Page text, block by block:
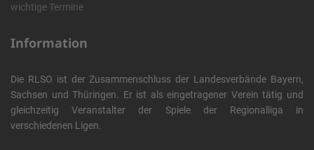
wichtige Termine
Information
Die RLSO ist der Zusammenschluss der Landesverbände Bayern,
Sachsen und Thüringen. Er ist als eingetragener Verein tätig und
gleichzeitig Veranstalter der Spiele der Regionalliga in
verschiedenen Ligen.